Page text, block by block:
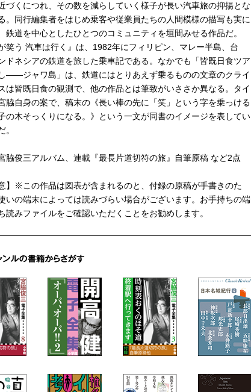
づくにつれ、その数を減らしていく様子が長い汽車旅の抑揚とな
。同行編集者をはじめ乗客や従業員たちの人間模様の描写も実に
鉄道を中心としたひとつのコミュニティを垣間みせる作品だ。
が笑う 汽車は行く』は、1982年にフィリピン、マレー半島、台
ドネシアの鉄道を旅した乗車記である。なかでも「皆既日食ツア
——ジャワ島」は、鉄道にはとりあえず乗るものの文章のクライ
は皆既日食の観測で、他の作品とは筆致がいささか異なる。タイ
脇自身の案で、稿末の《長い棒の先に「笑」という字を乗っける
の木そっくりになる。》という一文が同書のイメージを表してい
。
脇俊三アルバム、連載『最長片道切符の旅』自筆原稿 など2点
意】※この作品は図表が含まれるのと、付録の原稿が手書きのた
いの端末によっては読みづらい場合がございます。お手持ちの端
読みファイルをご確認いただくことをお勧めします。